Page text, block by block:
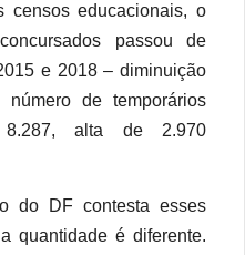
censos educacionais, o
passou de
e 2018 – diminuição
de temporários
alta de 2.970
do DF contesta esses
quantidade é diferente.